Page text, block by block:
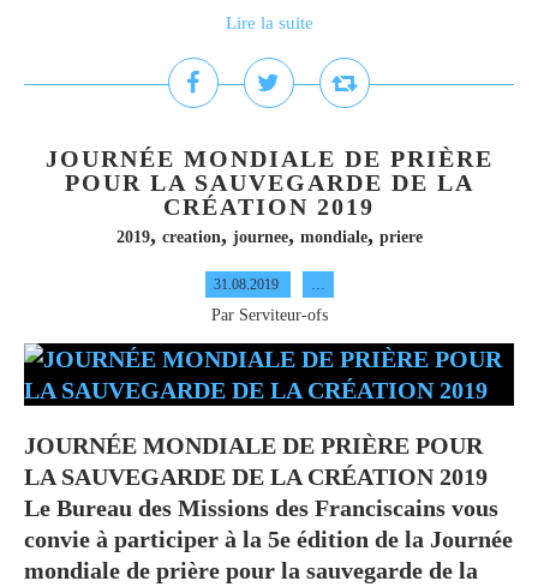
Lire la suite
JOURNÉE MONDIALE DE PRIÈRE
POUR LA SAUVEGARDE DE LA
CRÉATION 2019
2019, creation, journee, mondiale, priere
31.08.2019 …
Par Serviteur-ofs
JOURNÉE MONDIALE DE PRIÈRE POUR
LA SAUVEGARDE DE LA CRÉATION 2019
Le Bureau des Missions des Franciscains vous
convie à participer à la 5e édition de la Journée
mondiale de prière pour la sauvegarde de la